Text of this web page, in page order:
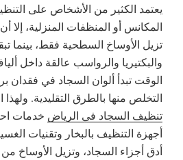
يعتمد الكثير من الأشخاص على
المكانس أو المنظفات المنزلية، إلا
تزيل الأوساخ السطحية فقط، بينما
والبكتيريا والرواسب عالقة داخل
الوقت تبدأ ألوان السجاد في فقدان
التخلص منها بالطرق التقليدية.
تنظيف السجاد في الرياض خدمات
أجهزة التنظيف بالبخار وتقنيات
أدق أجزاء السجاد، وتزيل الأوساخ